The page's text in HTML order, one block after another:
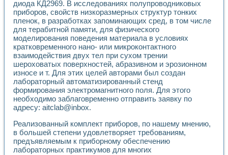
диода КД2969. В исследованиях полупроводниковых
приборов, свойств низкоразмерных структур тонких
пленок, в разработках запоминающих сред, в том числе
для терабитной памяти, для физического
моделирования поведения материала в условиях
кратковременного нано- или микроконтактного
взаимодействия двух тел при сухом трении
шероховатых поверхностей, абразивном и эрозионном
износе и т. Для этих целей авторами был создан
лабораторный автоматизированный стенд
формирования электромагнитного поля. Для этого
необходимо заблаговременно отправить заявку по
адресу: aitclab@inbox.
Реализованный комплект приборов, по нашему мнению,
в большей степени удовлетворяет требованиям,
предъявляемым к приборному обеспечению
лабораторных практикумов для многих